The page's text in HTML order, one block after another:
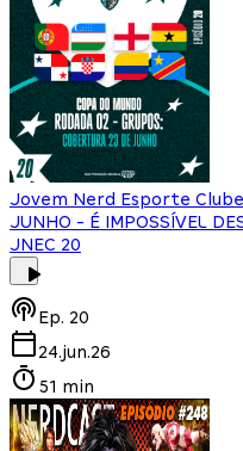
Jovem Nerd Esporte Clube
JUNHO - É IMPOSSÍVEL
JNEC 20
Ep. 20
24.jun.26
51 min